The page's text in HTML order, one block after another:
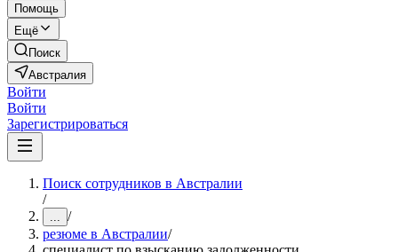
Помощь
Ещё
Поиск
Австралия
Войти
Войти
Зарегистрироваться
Поиск сотрудников в Австралии
/
... /
резюме в Австралии/